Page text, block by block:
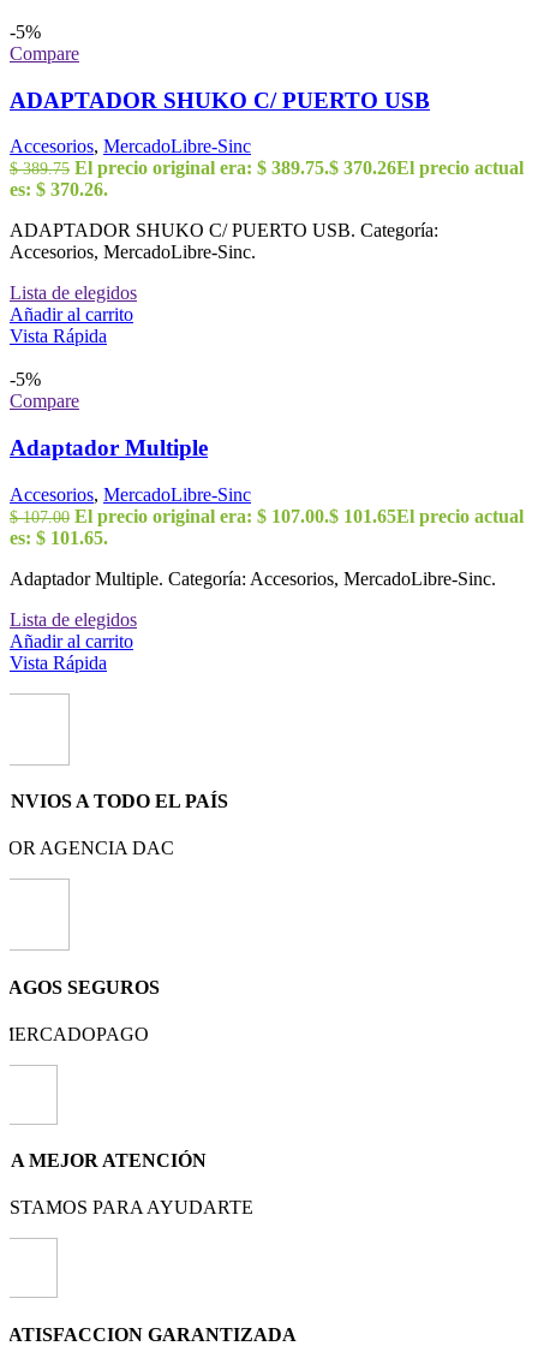
-5%
Compare
ADAPTADOR SHUKO C/ PUERTO USB
Accesorios, MercadoLibre-Sinc
$389.75 El precio original era: $ 389.75.$ 370.26El precio actual
es: $ 370.26.
ADAPTADOR SHUKO C/ PUERTO USB. Categoría:
Accesorios, MercadoLibre-Sinc.
Lista de elegidos
Añadir al carrito
Vista Rápida
-5%
Compare
Adaptador Multiple
Accesorios, MercadoLibre-Sinc
$107.00 El precio original era: $ 107.00.$ 101.65El precio actual
es: $ 101.65.
Adaptador Multiple. Categoría: Accesorios, MercadoLibre-Sinc.
Lista de elegidos
Añadir al carrito
Vista Rápida
A TODO EL PAÍS
AGENCIA DAC
SEGUROS
MEJOR ATENCIÓN
PARA AYUDARTE
GARANTIZADA